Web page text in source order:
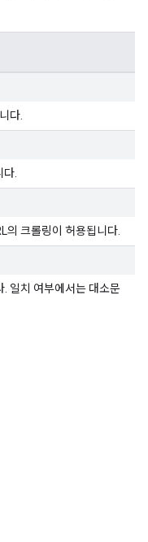
다.
.
의 크롤링이 허용됩니다.
일치 여부에서는 대소문